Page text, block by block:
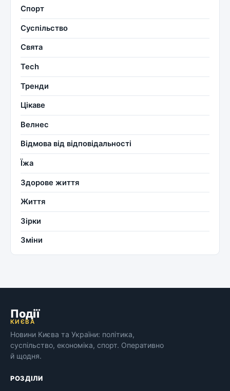
Спорт
Суспільство
Свята
Tech
Тренди
Цікаве
Велнес
Відмова від відповідальності
Їжа
Здорове життя
Життя
Зірки
Зміни
Події
КИЄВА
Новини Києва та України: політика,
суспільство, економіка, спорт. Оперативно
й щодня.
РОЗДІЛИ